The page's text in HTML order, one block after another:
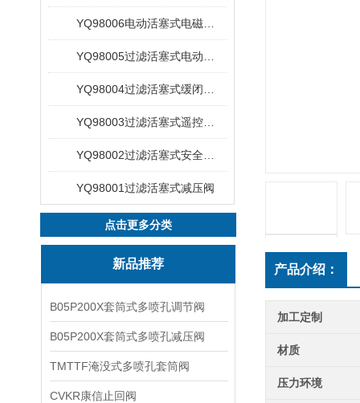
YQ98001过滤活塞式减压阀
点击更多分类
新品推荐
B05P200X套筒式多喷孔调节阀
B05P200X套筒式多喷孔减压阀
TMTTF淹没式多喷孔套筒阀
CVKR康信止回阀
产品介绍：
加工定制
材质
压力环境